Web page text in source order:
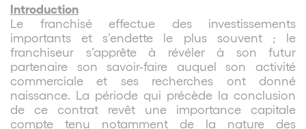
Introduction
Le franchisé effectue des investissements
importants et s’endette le plus souvent ; le
franchiseur s’apprête à révéler à son futur
partenaire son savoir-faire auquel son activité
commerciale et ses recherches ont donné
naissance. La période qui précède la conclusion
de ce contrat revêt une importance capitale
compte tenu notamment de la nature des